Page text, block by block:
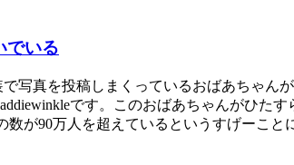
でいる
写真を投稿しまくっているおばあちゃ
です。このおばあちゃんがひた
が90万人を超えているというすげーこと